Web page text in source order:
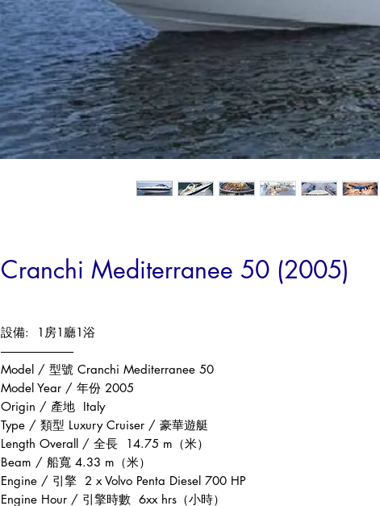
Cranchi Mediterranee 50 (2005)
設備: 1 房1 廳1浴
------------------------------
Model / 型號 Cranchi Mediterranee 50
Model Year / 年份 2005
Origin / 產地 Italy
Type / 類型 Luxury Cruiser / 豪華遊艇
Length Overall / 全長 14.75 m （米）
Beam / 船寬 4.33 m （米）
Engine / 引擎 2 x Volvo Penta Diesel 700 HP
Engine Hour / 引擎時數 6xx hrs （小時）